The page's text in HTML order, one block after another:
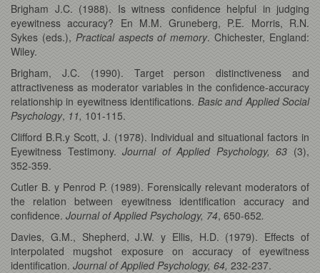
Brigham J.C. (1988). Is witness confidence helpful in judging
eyewitness accuracy? En M.M. Gruneberg, P.E. Morris, R.N.
Sykes (eds.), Practical aspects of memory. Chichester, England:
Wiley.
Brigham, J.C. (1990). Target person distinctiveness and
attractiveness as moderator variables in the confidence-accuracy
relationship in eyewitness identifications. Basic and Applied Social
Psychology, 11, 101-115.
Clifford B.R.y Scott, J. (1978). Individual and situational factors in
Eyewitness Testimony.Journal of Applied Psychology, 63 (3),
352-359.
Cutler B. y Penrod P. (1989). Forensically relevant moderators of
the relation between eyewitness identification accuracy and
confidence. Journal of Applied Psychology, 74, 650-652.
Davies, G.M., Shepherd, J.W. y Ellis, H.D. (1979). Effects of
interpolated mugshot exposure on accuracy of eyewitness
identification. Journal of Applied Psychology, 64, 232-237.